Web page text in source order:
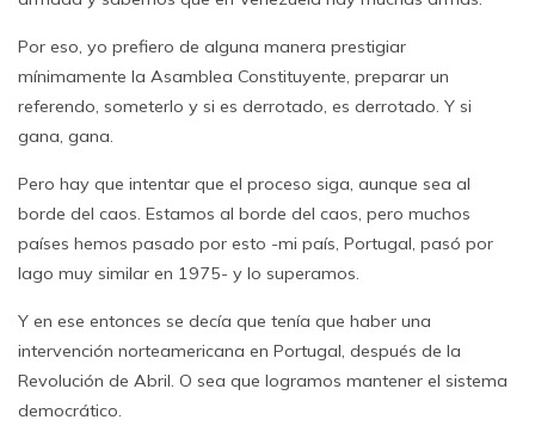
Por eso, yo prefiero de alguna manera prestigiar
mínimamente la Asamblea Constituyente, preparar un
referendo, someterlo y si es derrotado, es derrotado. Y si
gana, gana.
Pero hay que intentar que el proceso siga, aunque sea al
borde del caos. Estamos al borde del caos, pero muchos
países hemos pasado por esto -mi país, Portugal, pasó por
lago muy similar en 1975- y lo superamos.
Y en ese entonces se decía que tenía que haber una
intervención norteamericana en Portugal, después de la
Revolución de Abril. O sea que logramos mantener el sistema
democrático.